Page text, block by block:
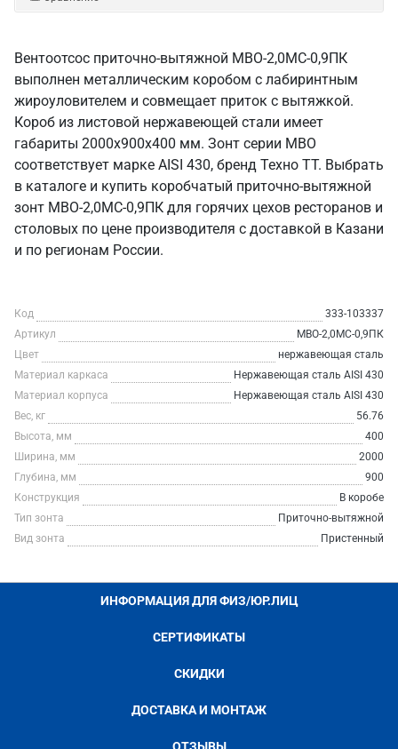
Вентоотсос приточно-вытяжной МВО-2,0МС-0,9ПК
выполнен металлическим коробом с лабиринтным
жироуловителем и совмещает приток с вытяжкой.
Короб из листовой нержавеющей стали имеет
габариты 2000х900х400 мм. Зонт серии МВО
соответствует марке AISI 430, бренд Техно ТТ. Выбрать
в каталоге и купить коробчатый приточно-вытяжной
зонт МВО-2,0МС-0,9ПК для горячих цехов ресторанов и
столовых по цене производителя с доставкой в Казани
и по регионам России.
Код
333-103337
Артикул
МВО-2,0МС-0,9ПК
Цвет
нержавеющая сталь
Материал каркаса
Нержавеющая сталь AISI 430
Материал корпуса
Нержавеющая сталь AISI 430
Вес, кг
56.76
Высота, мм
400
Ширина, мм
2000
Глубина, мм
900
Конструкция
В коробе
Тип зонта
Приточно-вытяжной
Вид зонта
Пристенный
ИНФОРМАЦИЯ ДЛЯ ФИЗ/ЮР.ЛИЦ
СЕРТИФИКАТЫ
СКИДКИ
ДОСТАВКА И МОНТАЖ